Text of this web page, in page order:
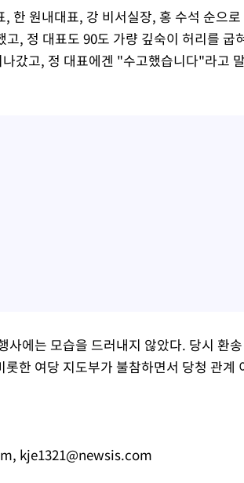
한 원내대표, 강 비서실장, 홍 수석 순으
, 정 대표도 90도 가량 깊숙이 허리를 굽
갔고, 정 대표에겐 "수고했습니다"라고
사에는 모습을 드러내지 않았다. 당시 환
한 여당 지도부가 불참하면서 당청 관계
, kje1321@newsis.com